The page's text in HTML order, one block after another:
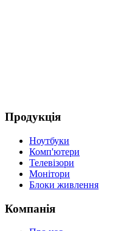
Продукція
Ноутбуки
Комп'ютери
Телевізори
Монітори
Блоки живлення
Компанія